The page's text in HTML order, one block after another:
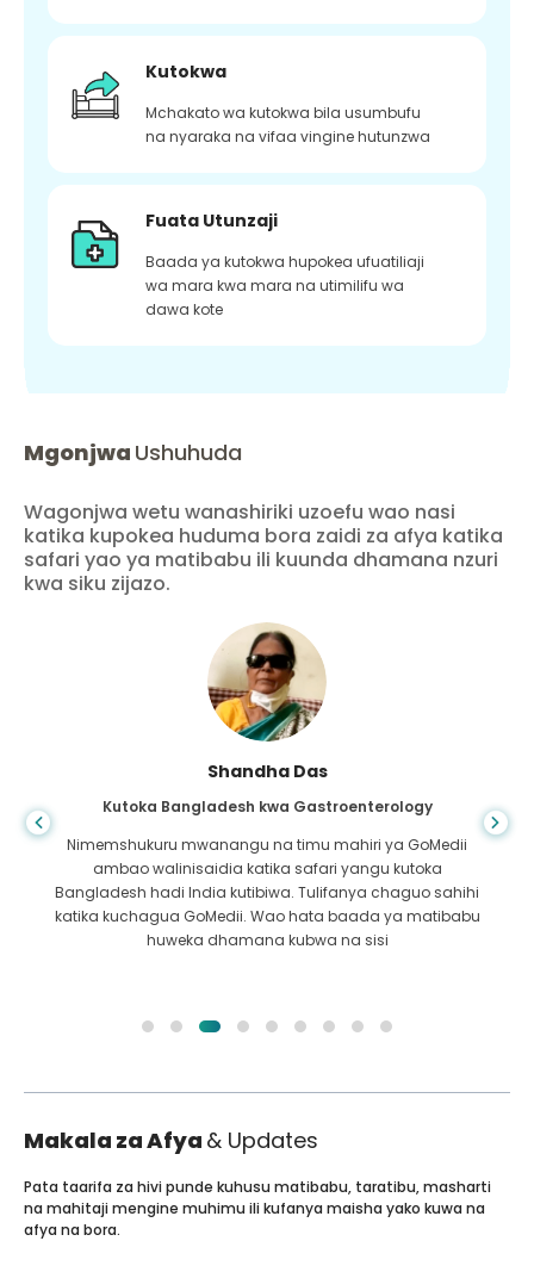
Kutokwa
Mchakato wa kutokwa bila usumbufu
na nyaraka na vifaa vingine hutunzwa
Fuata Utunzaji
Baada ya kutokwa hupokea ufuatiliaji
wa mara kwa mara na utimilifu wa
dawa kote
Mgonjwa Ushuhuda
Wagonjwa wetu wanashiriki uzoefu wao nasi
katika kupokea huduma bora zaidi za afya katika
safari yao ya matibabu ili kuunda dhamana nzuri
kwa siku zijazo.
Shandha Das
Kutoka Bangladesh kwa Gastroenterology
Nimemshukuru mwanangu na timu mahiri ya GoMedii
ambao walinisaidia katika safari yangu kutoka
Bangladesh hadi India kutibiwa. Tulifanya chaguo sahihi
katika kuchagua GoMedii. Wao hata baada ya matibabu
huweka dhamana kubwa na sisi
Makala za Afya & Updates
Pata taarifa za hivi punde kuhusu matibabu, taratibu, masharti
na mahitaji mengine muhimu ili kufanya maisha yako kuwa na
afya na bora.